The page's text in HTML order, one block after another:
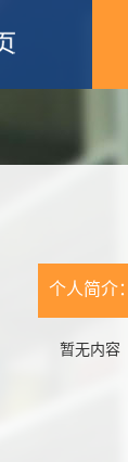
个人简介：
暂无内容